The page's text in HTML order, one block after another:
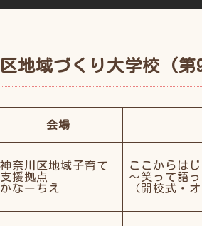
地域づくり大学校 (第
会場
神奈川区地域子育て
支援拠点
かなーちえ
ここからは
～笑って語
（開校式・